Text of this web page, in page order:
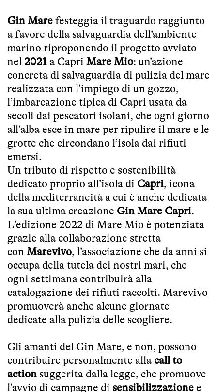
Gin Mare festeggia il traguardo raggiunto
a favore della salvaguardia dell’ambiente
marino riproponendo il progetto avviato
nel 2021 a Capri Mare Mio: un’azione
concreta di salvaguardia di pulizia del mare
realizzata con l’impiego di un gozzo,
l’imbarcazione tipica di Capri usata da
secoli dai pescatori isolani, che ogni giorno
all’alba esce in mare per ripulire il mare e le
grotte che circondano l’isola dai rifiuti
emersi.
Un tributo di rispetto e sostenibilità
dedicato proprio all’isola di Capri, icona
della mediterraneità a cui è anche dedicata
la sua ultima creazione Gin Mare Capri.
L’edizione 2022 di Mare Mio è potenziata
grazie alla collaborazione stretta
con Marevivo, l’associazione che da anni si
occupa della tutela dei nostri mari, che
ogni settimana contribuirà alla
catalogazione dei rifiuti raccolti. Marevivo
promuoverà anche alcune giornate
dedicate alla pulizia delle scogliere.
Gli amanti del Gin Mare, e non, possono
contribuire personalmente alla call to
action suggerita dalla legge, che promuove
l’avvio di campagne di sensibilizzazione e